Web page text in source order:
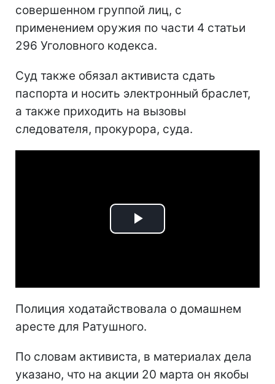
совершенном группой лиц, с
применением оружия по части 4 статьи
296 Уголовного кодекса.
Суд также обязал активиста сдать
паспорта и носить электронный браслет,
а также приходить на вызовы
следователя, прокурора, суда.
Play
Полиция ходатайствовала о домашнем
аресте для Ратушного.
По словам активиста, в материалах дела
указано, что на акции 20 марта он якобы